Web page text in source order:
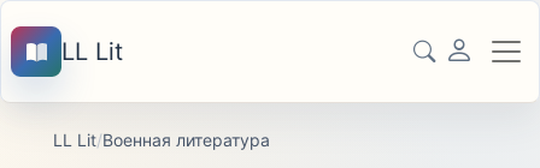
LL Lit
LL Lit/Военная литература